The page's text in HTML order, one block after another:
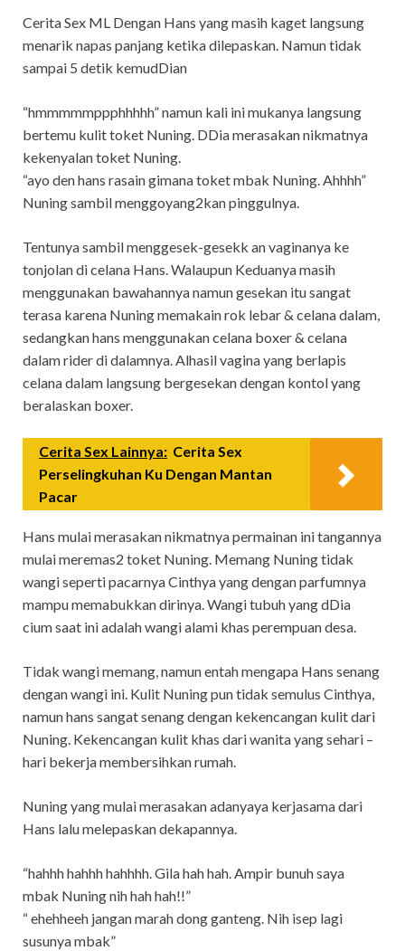
Cerita Sex ML Dengan Hans yang masih kaget langsung
menarik napas panjang ketika dilepaskan. Namun tidak
sampai 5 detik kemudDian
“hmmmmmppphhhhh” namun kali ini mukanya langsung
bertemu kulit toket Nuning. DDia merasakan nikmatnya
kekenyalan toket Nuning.
“ayo den hans rasain gimana toket mbak Nuning. Ahhhh”
Nuning sambil menggoyang2kan pinggulnya.
Tentunya sambil menggesek-gesekk an vaginanya ke
tonjolan di celana Hans. Walaupun Keduanya masih
menggunakan bawahannya namun gesekan itu sangat
terasa karena Nuning memakain rok lebar & celana dalam,
sedangkan hans menggunakan celana boxer & celana
dalam rider di dalamnya. Alhasil vagina yang berlapis
celana dalam langsung bergesekan dengan kontol yang
beralaskan boxer.
Cerita Sex Lainnya: Cerita Sex
Perselingkuhan Ku Dengan Mantan
Pacar
Hans mulai merasakan nikmatnya permainan ini tangannya
mulai meremas2 toket Nuning. Memang Nuning tidak
wangi seperti pacarnya Cinthya yang dengan parfumnya
mampu memabukkan dirinya. Wangi tubuh yang dDia
cium saat ini adalah wangi alami khas perempuan desa.
Tidak wangi memang, namun entah mengapa Hans senang
dengan wangi ini. Kulit Nuning pun tidak semulus Cinthya,
namun hans sangat senang dengan kekencangan kulit dari
Nuning. Kekencangan kulit khas dari wanita yang sehari –
hari bekerja membersihkan rumah.
Nuning yang mulai merasakan adanyaya kerjasama dari
Hans lalu melepaskan dekapannya.
“hahhh hahhh hahhhh. Gila hah hah. Ampir bunuh saya
mbak Nuning nih hah hah!!”
“ ehehheeh jangan marah dong ganteng. Nih isep lagi
susunya mbak”